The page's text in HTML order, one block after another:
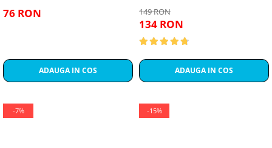
76 RON
ADAUGA IN COS
149 RON
134 RON
ADAUGA IN COS
-7% -15%